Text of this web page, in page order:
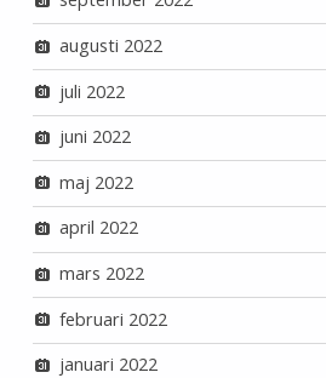
augusti 2022
juli 2022
juni 2022
maj 2022
april 2022
mars 2022
februari 2022
januari 2022